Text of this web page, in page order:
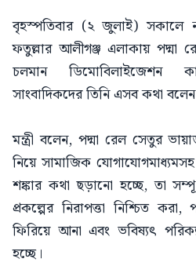
বৃহস্পতিবার (২ জুলাই) সকালে
ফতুল্লার আলীগঞ্জ এলাকায় পদ্মা
চলমান ডিমোবিলাইজেশন
সাংবাদিকদের তিনি এসব কথা
মন্ত্রী বলেন, পদ্মা রেল সেতুর
নিয়ে সামাজিক যোগাযোগমাধ্যমসহ
শঙ্কার কথা ছড়ানো হচ্ছে, তা
প্রকল্পের নিরাপত্তা নিশ্চিত করা,
ফিরিয়ে আনা এবং ভবিষ্যৎ
হচ্ছে।